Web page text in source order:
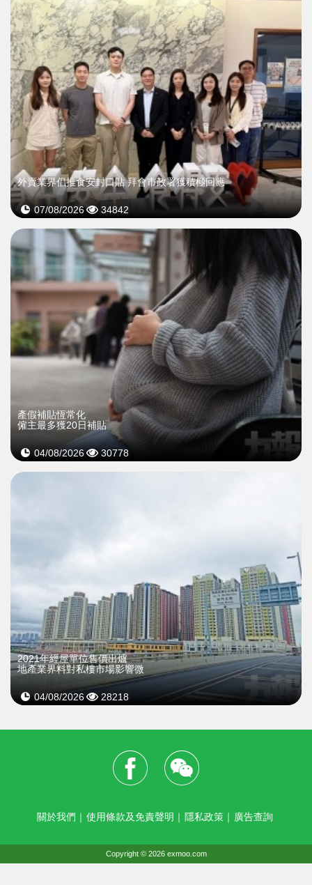
外賣業界倡推食安封口貼 拜會市政署獲積極回應
07/08/2026 34842
產假補貼恆常化
僱主最多獲20日補貼
04/08/2026 30778
2021年經屋單位售價出爐
地產業界料對私樓市場影響微
04/08/2026 28218
關於我們 ｜ 使用條款及免責聲明 ｜ 隱私政策 ｜ 廣告查詢
Copyright © 2026 exmoo.com